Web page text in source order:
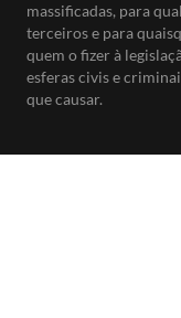
massificadas, para
terceiros e para
quem o fizer à
esferas civis e
que causar.